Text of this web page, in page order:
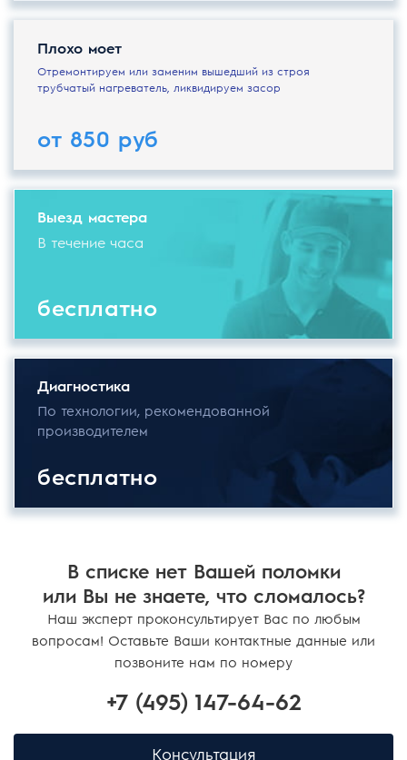
Плохо моет
Отремонтируем или заменим вышедший из строя
трубчатый нагреватель, ликвидируем засор
от 850 руб
Выезд мастера
В течение часа
бесплатно
Диагностика
По технологии, рекомендованной
производителем
бесплатно
В списке нет Вашей поломки
или Вы не знаете, что сломалось?
Наш эксперт проконсультирует Вас по любым
вопросам! Оставьте Ваши контактные данные или
позвоните нам по номеру
+7 (495) 147-64-62
Консультация